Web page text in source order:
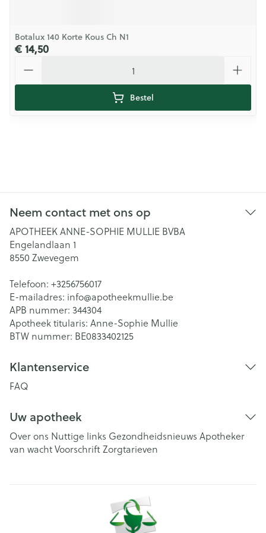
Botalux 140 Korte Kous Ch N1
€ 14,50
Bestel
Neem contact met ons op
APOTHEEK ANNE-SOPHIE MULLIE BVBA
Engelandlaan 1
8550 Zwevegem
Telefoon: +3256756017
E-mailadres: info@apotheekmullie.be
APB nummer: 344304
Apotheek titularis: Anne-Sophie Mullie
BTW nummer: BE0833402125
Klantenservice
FAQ
Uw apotheek
Over ons Nuttige links Gezondheidsnieuws Apotheker
van wachtVoorschriftZorgtarieven